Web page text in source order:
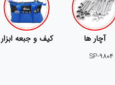
کیف و جبعه ابزار انواع باتری ها